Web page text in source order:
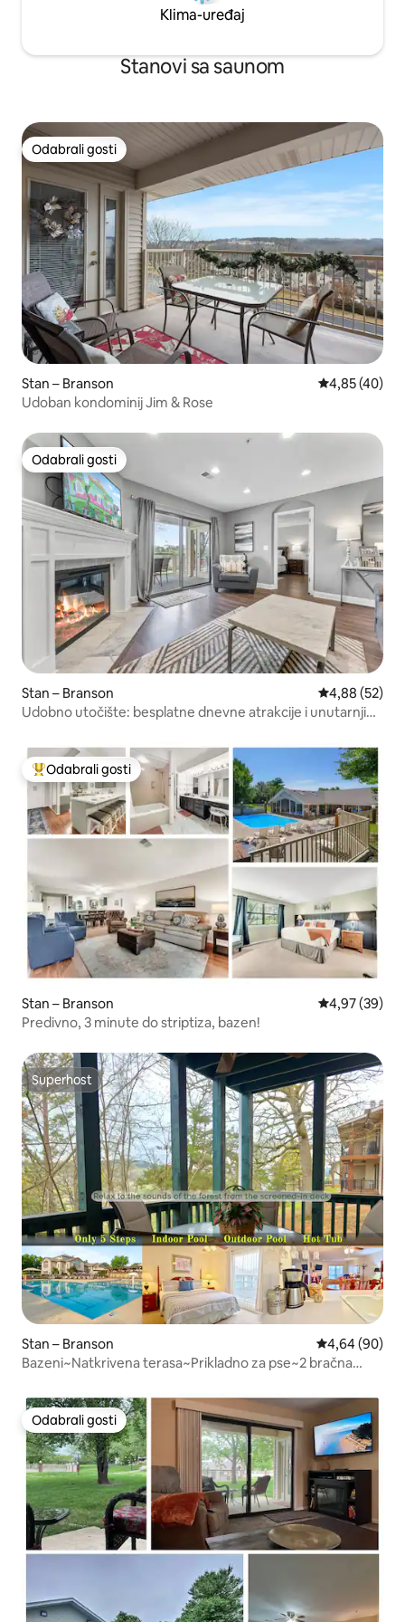
Klima-uređaj
Stanovi sa saunom
Odabrali gosti
Odabrali gosti
Stan – Branson Prosječna
4,85 (40)
Udoban kondominij Jim & Rose
Odabrali gosti
Odabrali gosti
Stan – Branson Prosječna
4,88 (52)
Udobno utočište: besplatne dnevne atrakcije i unutarnji
Među najviše rangiranima s oznakom „Odabrali gosti”
Odabrali gosti
Stan – Branson Prosječna
4,97 (39)
Predivno, 3 minute do striptiza, bazen!
Superhost
Superhost
Stan – Branson Prosječna
4,64 (90)
Bazeni~Natkrivena terasa~Prikladno za pse~2 bračna
Odabrali gosti
Odabrali gosti